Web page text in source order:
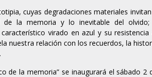
cuyas degradaciones materiales
de la memoria y lo inevitable del
virado en azul y su resistencia
nuestra relación con los recuerdos, la
de la memoria” se inaugurará el sábado 2